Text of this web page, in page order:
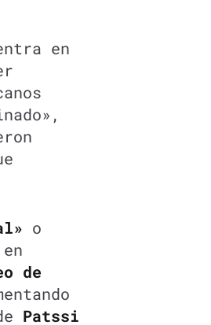
en
o
de
Patssi